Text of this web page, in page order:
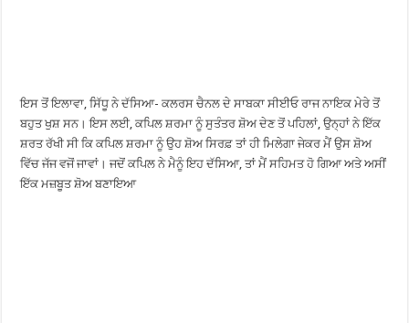
ਇਸ ਤੋਂ ਇਲਾਵਾ, ਸਿੱਧੂ ਨੇ ਦੱਸਿਆ- ਕਲਰਸ ਚੈਨਲ ਦੇ ਸਾਬਕਾ ਸੀਈਓ ਰਾਜ ਨਾਇਕ ਮੇਰੇ ਤੋਂ
ਬਹੁਤ ਖੁਸ਼ ਸਨ। ਇਸ ਲਈ, ਕਪਿਲ ਸ਼ਰਮਾ ਨੂੰ ਸੁਤੰਤਰ ਸ਼ੋਅ ਦੇਣ ਤੋਂ ਪਹਿਲਾਂ, ਉਨ੍ਹਾਂ ਨੇ ਇੱਕ
ਸ਼ਰਤ ਰੱਖੀ ਸੀ ਕਿ ਕਪਿਲ ਸ਼ਰਮਾ ਨੂੰ ਉਹ ਸ਼ੋਅ ਸਿਰਫ਼ ਤਾਂ ਹੀ ਮਿਲੇਗਾ ਜੇਕਰ ਮੈਂ ਉਸ ਸ਼ੋਅ
ਵਿੱਚ ਜੱਜ ਵਜੋਂ ਜਾਵਾਂ। ਜਦੋਂ ਕਪਿਲ ਨੇ ਮੈਨੂੰ ਇਹ ਦੱਸਿਆ, ਤਾਂ ਮੈਂ ਸਹਿਮਤ ਹੋ ਗਿਆ ਅਤੇ ਅਸੀਂ
ਇੱਕ ਮਜ਼ਬੂਤ ​​ਸ਼ੋਅ ਬਣਾਇਆ